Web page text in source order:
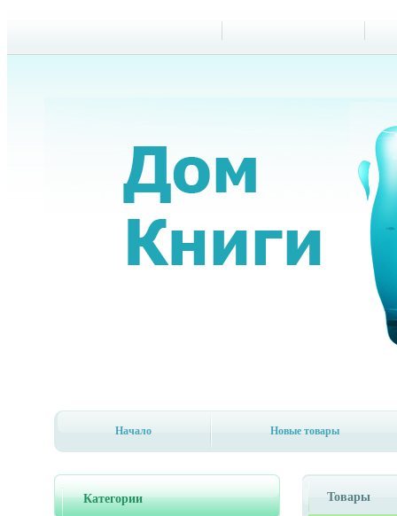
Начало Новые товары
Категории Товары